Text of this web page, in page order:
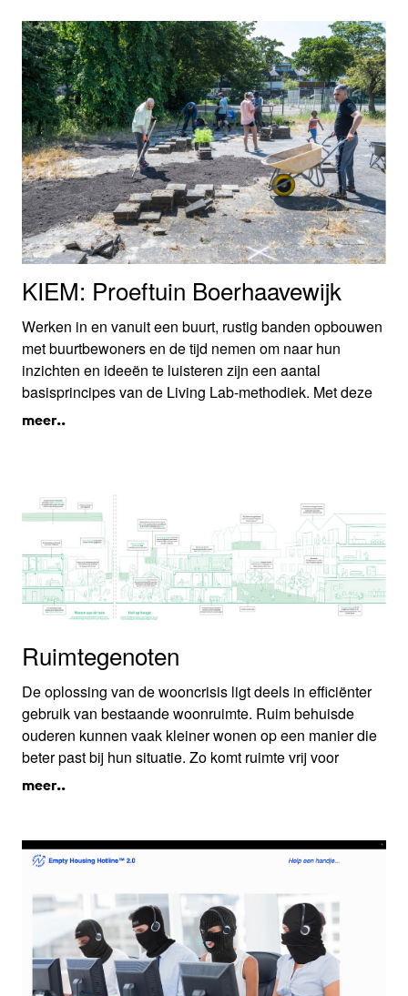
deze buurten een goed functionerend stuk stad, voor
bewoners en voor ondernemers?
KIEM: Proeftuin Boerhaavewijk
Werken in en vanuit een buurt, rustig banden opbouwen
met buurtbewoners en de tijd nemen om naar hun
inzichten en ideeën te luisteren zijn een aantal
basisprincipes van de Living Lab-methodiek. Met deze
aanpak proberen AP+E en studio dmau het verschil te
verbinden en de beleidsambities van de Gemeente
Haarlem in de planvorming te verankeren.
meer..
Ruimtegenoten
De oplossing van de wooncrisis ligt deels in efficiënter
gebruik van bestaande woonruimte. Ruim behuisde
ouderen kunnen vaak kleiner wonen op een manier die
beter past bij hun situatie. Zo komt ruimte vrij voor
anderen. Atelier van Berlo onderzoekt hoe
ontwikkelden strategieën voor een veelvoorkomend
Nederlands bouwblok van rijtjeswoningen waardoor 55-
plussers in hun eigen buurt kunnen blijven wonen.
meer..